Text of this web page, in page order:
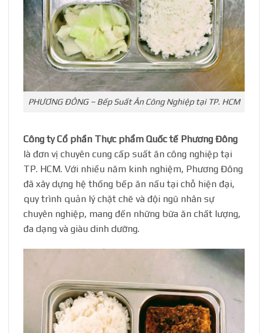
PHƯƠNG ĐÔNG – Bếp Suất Ăn Công Nghiệp tại TP. HCM
Công ty Cổ phần Thực phẩm Quốc tế Phương Đông
là đơn vị chuyên cung cấp suất ăn công nghiệp tại
TP. HCM. Với nhiều năm kinh nghiệm, Phương Đông
đã xây dựng hệ thống bếp ăn nấu tại chỗ hiện đại,
quy trình quản lý chặt chẽ và đội ngũ nhân sự
chuyên nghiệp, mang đến những bữa ăn chất lượng,
đa dạng và giàu dinh dưỡng.